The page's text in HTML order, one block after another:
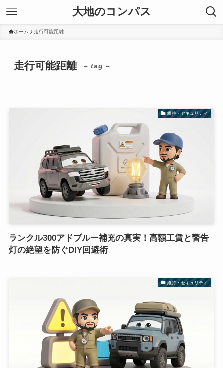
大地のコンパス
ホーム 走行可能距離
走行可能距離 – tag –
維持・セキュリティ
ランクル300アドブルー補充の真実！高額工賃と警告
灯の絶望を防ぐDIY回避術
維持・セキュリティ